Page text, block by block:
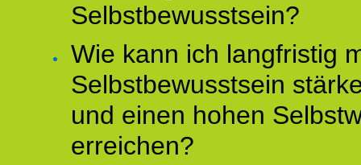
Selbstbewusstsein?
Wie kann ich langfristig
Selbstbewusstsein
und einen hohen
erreichen?